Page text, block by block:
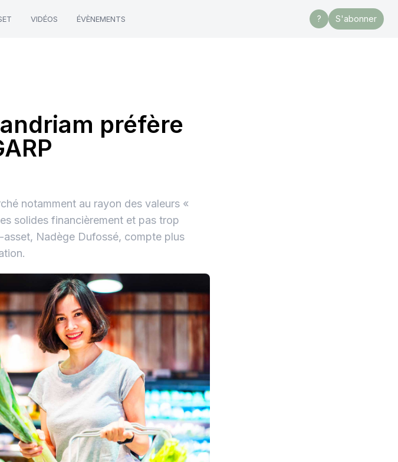
VIDÉOS ÉVÈNEMENTS ? S'abonner
préfère
notamment au rayon des valeurs «
solides financièrement et pas trop
Nadège Dufossé, compte plus